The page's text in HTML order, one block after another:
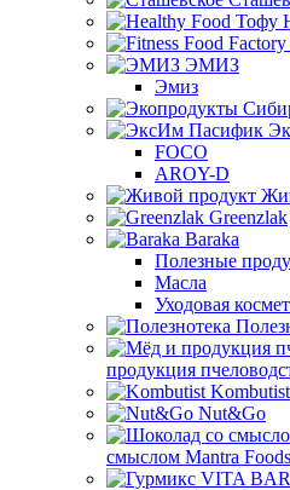
ЭМИЗ
Эмиз
FOCO
AROY-D
Greenzlak
Baraka
Полезные
Масла
Уходовая
продукция
Kombutist
Nut&Go
смыслом Mantra Foods